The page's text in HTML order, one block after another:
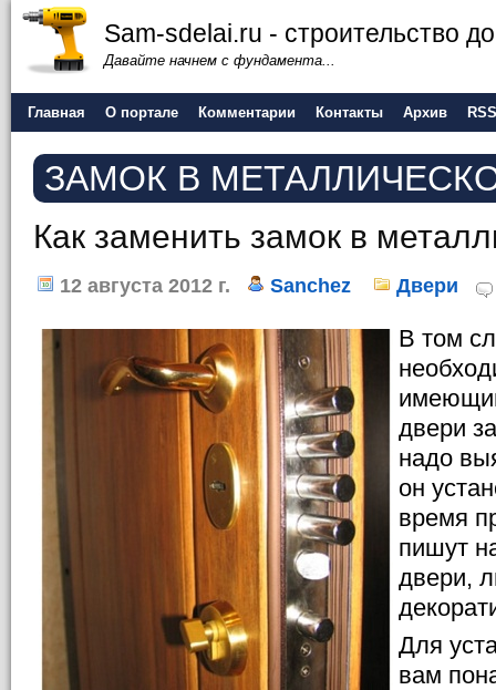
Sam-sdelai.ru - строительство
Давайте начнем с фундамента...
Главная О портале Комментарии Контакты Архив RSS
ЗАМОК В
Как заменить замок в
12 августа 2012 г. Sanchez Двери
В том
двери
надо
он
время
пишут
двери,
Для
вам